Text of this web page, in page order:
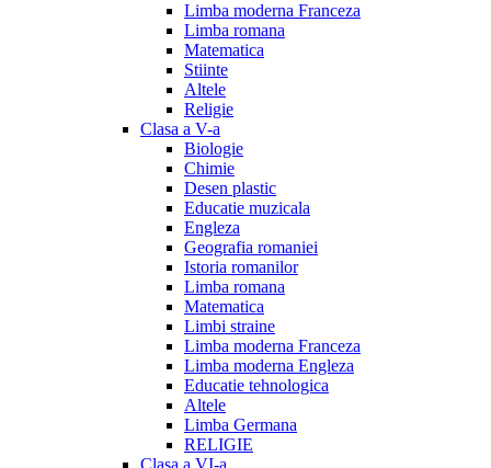
Limba moderna Franceza
Limba romana
Matematica
Stiinte
Altele
Religie
Clasa a V-a
Biologie
Chimie
Desen plastic
Educatie muzicala
Engleza
Geografia romaniei
Istoria romanilor
Limba romana
Matematica
Limbi straine
Limba moderna Franceza
Limba moderna Engleza
Educatie tehnologica
Altele
Limba Germana
RELIGIE